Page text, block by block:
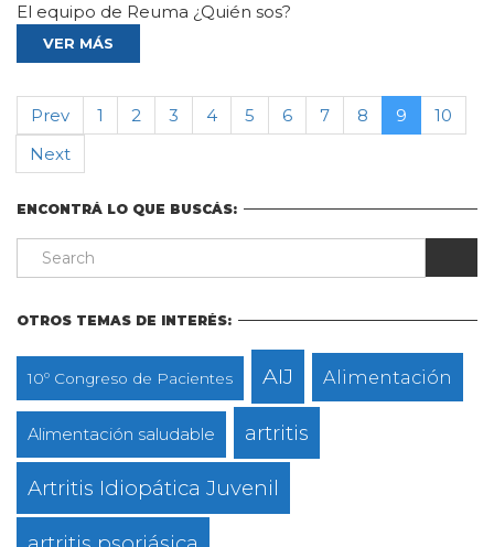
El equipo de Reuma ¿Quién sos?
VER MÁS
Prev 1 2 3 4 5 6 7 8 9
10
Next
ENCONTRÁ LO QUE BUSCÁS:
OTROS TEMAS DE INTERÉS:
10º Congreso de Pacientes AIJ Alimentación
Alimentación saludable artritis
Artritis Idiopática Juvenil